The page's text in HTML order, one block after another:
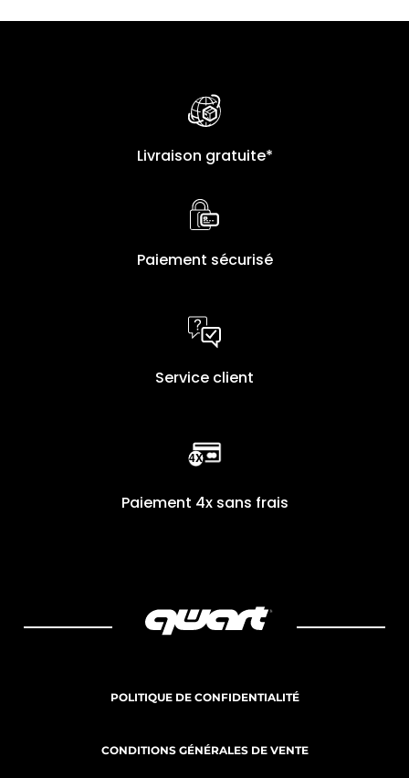
Livraison gratuite*
Paiement sécurisé
Service client
Paiement 4x sans frais
POLITIQUE DE CONFIDENTIALITÉ
CONDITIONS GÉNÉRALES DE VENTE